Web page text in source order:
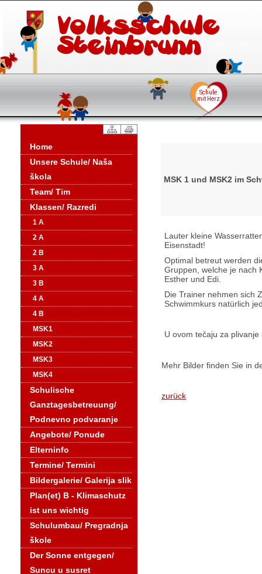
Home
Unsere Schule/ Naša
škola
Team/ Tim
Klassen/ Razredi
1 A
2 A
2 B
3 A
3 B
4 A
4 B
MSK1
MSK2
MSK3
MSK4
Schulische
Ganztagesbetreuung/
Podnevno podvaranje
Angebote/ Ponude
Elterninfo
Termine/ Termini
Bildergalerie/ Galerija slik
Plan(et) B - Klimaschutz
ist uns wichtig
Schulumbau/ Pregradnja
škole
Der Sonne entgegen/
Suncu u susret
MSK 1 und MSK2 im
Lauter kleine
Eisenstadt!
Optimal betreut werden
Gruppen, welche je nach
Esther und Edi.
Die Trainer nehmen sich
Schwimmkurs natürlich
U ovom tečaju za
Mehr Bilder finden Sie in
zurück